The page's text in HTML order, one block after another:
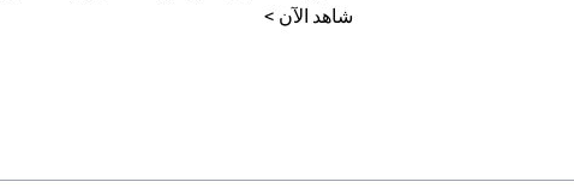
شاهد الآن >